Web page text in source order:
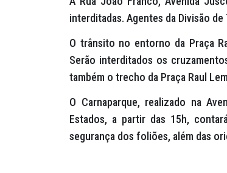
interditadas. Agentes da Divisão
O trânsito no entorno da Praça
Serão interditados os
também o trecho da Praça Raul
O Carnaparque, realizado na
Estados, a partir das 15h,
segurança dos foliões, além das